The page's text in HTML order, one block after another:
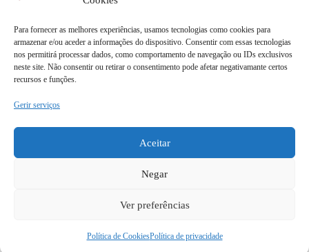
Para fornecer as melhores experiências, usamos tecnologias como cookies para
armazenar e/ou aceder a informações do dispositivo. Consentir com essas tecnologias
nos permitirá processar dados, como comportamento de navegação ou IDs exclusivos
neste site. Não consentir ou retirar o consentimento pode afetar negativamante certos
recursos e funções.
Gerir serviços
Aceitar
Negar
Ver preferências
Política de CookiesPolítica de privacidade
Cookies
Livro de Reclamações
Garantias
Entregas Express
Garantia de 2 anos
100% Satisfação
COPYRIGHT © 2026 REDSPIRIT | DESIGN BY